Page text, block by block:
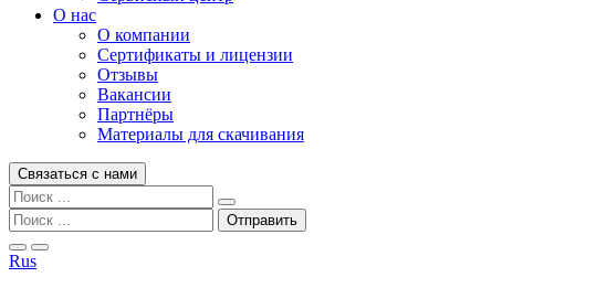
О нас
О компании
Сертификаты и лицензии
Отзывы
Вакансии
Партнёры
Материалы для скачивания
Связаться с нами
Rus